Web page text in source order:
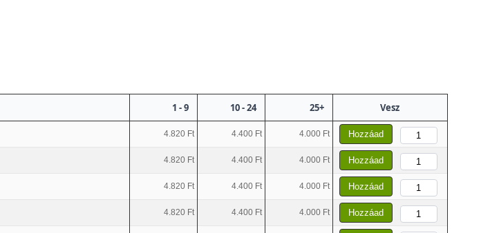
1 - 9 10 - 24 25+ Vesz
4.820 Ft 4.400 Ft 4.000 Ft Hozzáad
4.820 Ft 4.400 Ft 4.000 Ft Hozzáad
4.820 Ft 4.400 Ft 4.000 Ft Hozzáad
4.820 Ft 4.400 Ft 4.000 Ft Hozzáad